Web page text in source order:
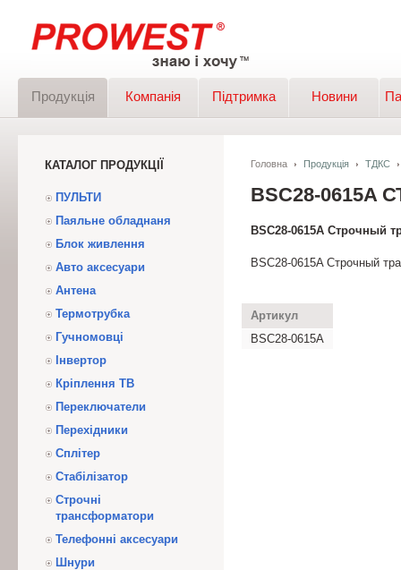
Продукція Компанія Підтримка Новини
КАТАЛОГ ПРОДУКЦІЇ
ПУЛЬТИ
Паяльне обладнаня
Блок живлення
Авто аксесуари
Антена
Термотрубка
Гучномовці
Інвертор
Кріплення ТВ
Переключатели
Перехідники
Сплітер
Стабілізатор
Строчні
трансформатори
Телефонні аксесуари
Шнури
Головна Продукція ТДКС
BSC28-
BSC28-0615A Строчный
BSC28-0615A Строчный
Артикул
BSC28-0615A